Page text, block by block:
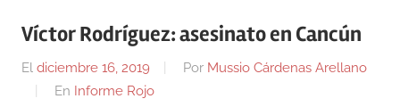
Víctor Rodríguez: asesinato en Cancún
El diciembre 16, 2019 Por Mussio Cárdenas Arellano
En Informe Rojo